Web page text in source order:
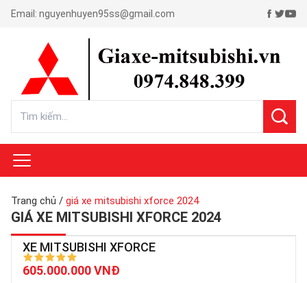
Email: nguyenhuyen95ss@gmail.com
Trang chủ / giá xe mitsubishi xforce 2024
GIÁ XE MITSUBISHI XFORCE 2024
XE MITSUBISHI XFORCE
605.000.000 VNĐ